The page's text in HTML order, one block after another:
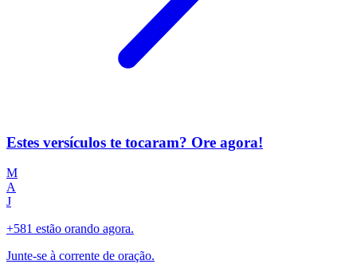
Estes versículos te tocaram? Ore agora!
M
A
J
+581 estão orando agora.
Junte-se à corrente de oração.